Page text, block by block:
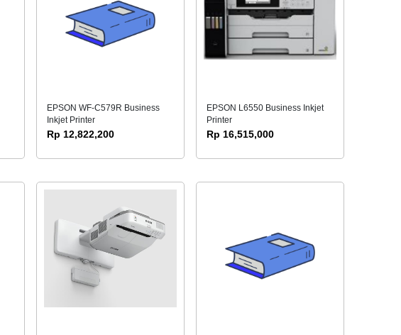
EPSON WF-C579R Business
Inkjet Printer
Rp 12,822,200
EPSON L6550 Business Inkjet
Printer
Rp 16,515,000